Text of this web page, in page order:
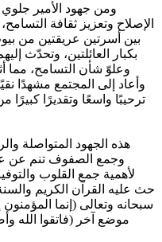
ومن جهود الأمير جلوي
الإصلاح وتعزيز ثقافة
بين أسرتين عريقتين من
بكبار العائلتين، وتحدّث
وعلوّ شأن التسامح،
وأعاد إلى المجتمع مشهدًا
ترحيبًا واسعًا وتقديرًا كبيرًا
هذه الجهود المتواصلة
وجمع الصفوف تنم عن
لأهمية جمع القلوب
حث عليه القرآن الكريم
سبحانه وتعالى (إنما
موضع آخر (فاتقوا الله